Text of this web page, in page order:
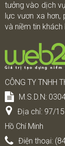
tưởng vào dịch
lực vươn xa hơn,
và niềm tin khách
CÔNG TY TNHH
M.S.D.N:
Địa chỉ: 97/15
Hồ Chí Minh
Điện thoại: